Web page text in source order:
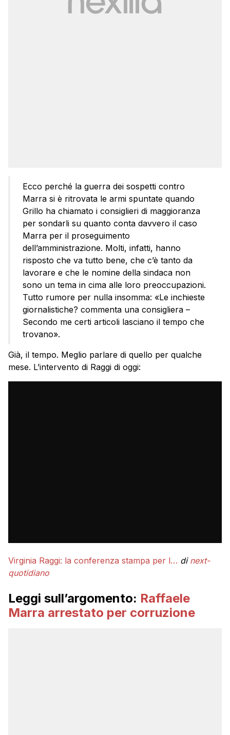
Ecco perché la guerra dei sospetti contro
Marra si è ritrovata le armi spuntate quando
Grillo ha chiamato i consiglieri di maggioranza
per sondarli su quanto conta davvero il caso
Marra per il proseguimento
dell’amministrazione. Molti, infatti, hanno
risposto che va tutto bene, che c’è tanto da
lavorare e che le nomine della sindaca non
sono un tema in cima alle loro preoccupazioni.
Tutto rumore per nulla insomma: «Le inchieste
giornalistiche? commenta una consigliera –
Secondo me certi articoli lasciano il tempo che
trovano».
Già, il tempo. Meglio parlare di quello per qualche
mese. L’intervento di Raggi di oggi:
Virginia Raggi: la conferenza stampa per l… di next-
quotidiano
Leggi sull’argomento: Raffaele
Marra arrestato per corruzione